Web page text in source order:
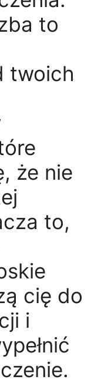
to
twoich
że nie
to,
cię do
i